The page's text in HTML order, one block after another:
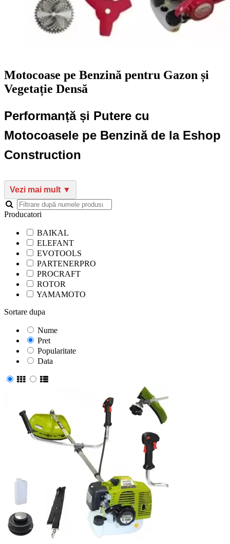
Motocoase pe Benzină pentru Gazon și
Vegetație Densă
Performanță și Putere cu
Motocoasele pe Benzină de la Eshop
Construction
Producatori
BAIKAL
ELEFANT
EVOTOOLS
PARTENERPRO
PROCRAFT
ROTOR
YAMAMOTO
Sortare dupa
Nume
Pret
Popularitate
Data